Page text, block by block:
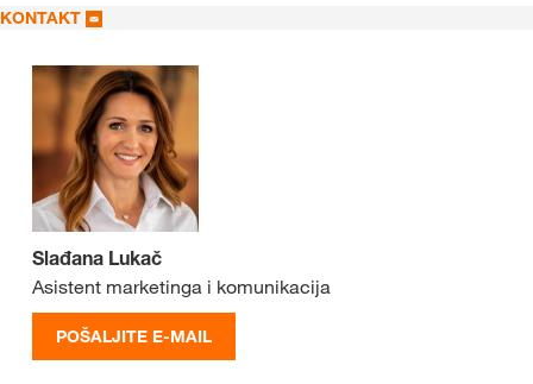
KONTAKT
Slađana Lukač
Asistent marketinga i komunikacija
POŠALJITE E-MAIL